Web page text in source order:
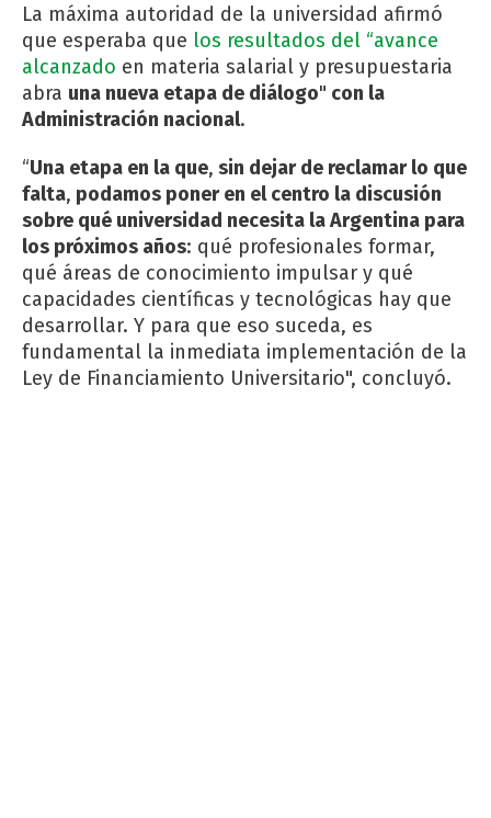
La máxima autoridad de la universidad afirmó
que esperaba que los resultados del “avance
alcanzado en materia salarial y presupuestaria
abra una nueva etapa de diálogo" con la
Administración nacional.
“Una etapa en la que, sin dejar de reclamar lo que
falta, podamos poner en el centro la discusión
sobre qué universidad necesita la Argentina para
los próximos años: qué profesionales formar,
qué áreas de conocimiento impulsar y qué
capacidades científicas y tecnológicas hay que
desarrollar. Y para que eso suceda, es
fundamental la inmediata implementación de la
Ley de Financiamiento Universitario", concluyó.